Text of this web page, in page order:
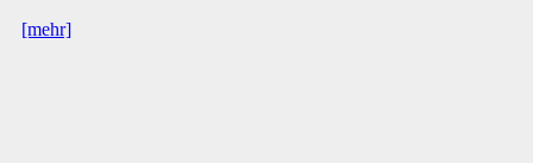
[mehr]